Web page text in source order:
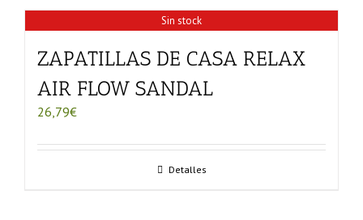
Sin stock
ZAPATILLAS DE CASA RELAX
AIR FLOW SANDAL
26,79€
Detalles